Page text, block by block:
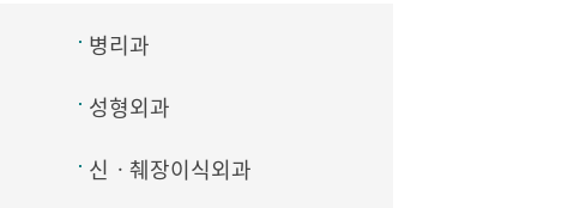
병리과
성형외과
신ㆍ췌장이식외과